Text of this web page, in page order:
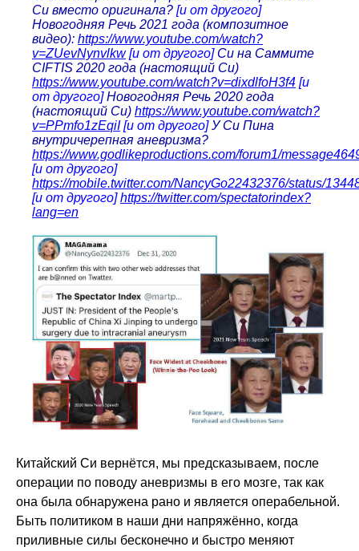
Си вместо оригинала? [и от другого]
Новогодняя Речь 2021 года (композитное
видео): https://www.youtube.com/watch?
v=ZUevNynvlkw [и от другого] Си на Саммите
CIFTIS 2020 года (настоящий Си)
https://www.youtube.com/watch?v=dixdlfoH3f4 [и
от другого] Новогодняя Речь 2020 года
(настоящий Си) https://www.youtube.com/watch?
v=PPmfo1zEqiI [и от другого] У Си Пина
внутричерепная аневризма?
https://www.godlikeproductions.com/forum1/
[и от другого]
https://mobile.twitter.com/NancyGo22432376/status/
[и от другого] https://twitter.com/spectatorindex?
lang=en
Китайский Си вернётся, мы предсказываем, после
операции по поводу аневризмы в его мозге, так как
она была обнаружена рано и является операбельной.
Быть политиком в наши дни напряжённо, когда
приливные силы бесконечно и быстро меняют